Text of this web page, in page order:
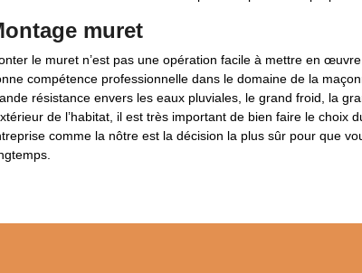
muret
le muret n’est pas une opération facile à mettre en
compétence professionnelle dans le domaine de la
résistance envers les eaux pluviales, le grand froid, la
de l’habitat, il est très important de bien faire le choix
comme la nôtre est la décision la plus sûr pour que